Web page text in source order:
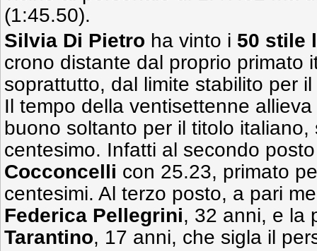
(1:45.50).
Silvia Di Pietro ha vinto i 50 stile
crono distante dal proprio primato
soprattutto, dal limite stabilito per
Il tempo della ventisettenne
buono soltanto per il titolo
centesimo. Infatti al secondo
Cocconcelli con 25.23, primato
centesimi. Al terzo posto, a pari
Federica Pellegrini, 32 anni, e la
Tarantino, 17 anni, che sigla il